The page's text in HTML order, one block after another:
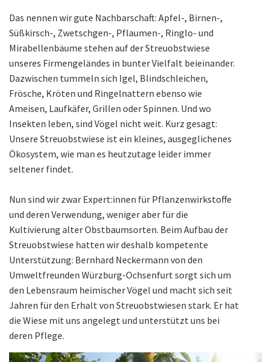
Das nennen wir gute Nachbarschaft: Apfel-, Birnen-,
Süßkirsch-, Zwetschgen-, Pflaumen-, Ringlo- und
Mirabellenbäume stehen auf der Streuobstwiese
unseres Firmengeländes in bunter Vielfalt beieinander.
Dazwischen tummeln sich Igel, Blindschleichen,
Frösche, Kröten und Ringelnattern ebenso wie
Ameisen, Laufkäfer, Grillen oder Spinnen. Und wo
Insekten leben, sind Vögel nicht weit. Kurz gesagt:
Unsere Streuobstwiese ist ein kleines, ausgeglichenes
Ökosystem, wie man es heutzutage leider immer
seltener findet.
Nun sind wir zwar Expert:innen für Pflanzenwirkstoffe
und deren Verwendung, weniger aber für die
Kultivierung alter Obstbaumsorten. Beim Aufbau der
Streuobstwiese hatten wir deshalb kompetente
Unterstützung: Bernhard Neckermann von den
Umweltfreunden Würzburg-Ochsenfurt sorgt sich um
den Lebensraum heimischer Vögel und macht sich seit
Jahren für den Erhalt von Streuobstwiesen stark. Er hat
die Wiese mit uns angelegt und unterstützt uns bei
deren Pflege.